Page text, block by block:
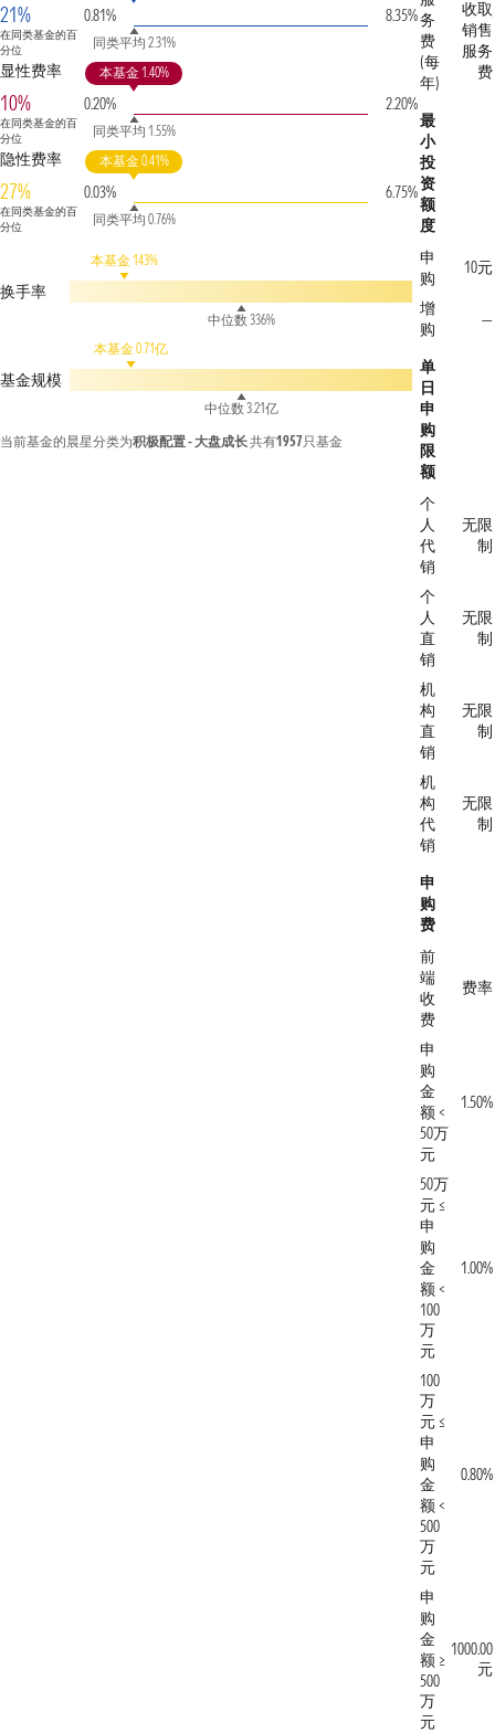
21%
在同类基金的百
分位
0.81%
同类平均 2.31%
8.35%
显性费率
10%
在同类基金的百
分位
0.20%
本基金 1.40%
同类平均 1.55%
2.20%
隐性费率
27%
在同类基金的百
分位
0.03%
本基金 0.41%
同类平均 0.76%
6.75%
换手率
本基金 143%
中位数 336%
基金规模
本基金 0.71亿
中位数 3.21亿
当前基金的晨星分类为积极配置 - 大盘成长共有1957只基金
务
费
(每
年)
收取
销售
服务
费
最
小
投
资
额
度
申
购
10元
增
购
—
单
日
申
购
限
额
个
人
代
销
无限
制
个
人
直
销
无限
制
机
构
直
销
无限
制
机
构
代
销
无限
制
申
购
费
前
端
收
费
费率
申
购
金
额 <
50万
元
1.50%
50万
元 ≤
申
购
金
额 <
100
万
元
1.00%
100
万
元 ≤
申
购
金
额 <
500
万
元
0.80%
申
购
金
额 ≥
500
万
元
1000.00
元